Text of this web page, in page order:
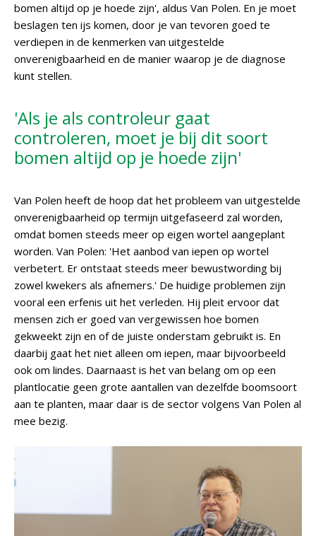
bomen altijd op je hoede zijn', aldus Van Polen. En je moet
beslagen ten ijs komen, door je van tevoren goed te
verdiepen in de kenmerken van uitgestelde
onverenigbaarheid en de manier waarop je de diagnose
kunt stellen.
'Als je als controleur gaat
controleren, moet je bij dit soort
bomen altijd op je hoede zijn'
Van Polen heeft de hoop dat het probleem van uitgestelde
onverenigbaarheid op termijn uitgefaseerd zal worden,
omdat bomen steeds meer op eigen wortel aangeplant
worden. Van Polen: 'Het aanbod van iepen op wortel
verbetert. Er ontstaat steeds meer bewustwording bij
zowel kwekers als afnemers.' De huidige problemen zijn
vooral een erfenis uit het verleden. Hij pleit ervoor dat
mensen zich er goed van vergewissen hoe bomen
gekweekt zijn en of de juiste onderstam gebruikt is. En
daarbij gaat het niet alleen om iepen, maar bijvoorbeeld
ook om lindes. Daarnaast is het van belang om op een
plantlocatie geen grote aantallen van dezelfde boomsoort
aan te planten, maar daar is de sector volgens Van Polen al
mee bezig.